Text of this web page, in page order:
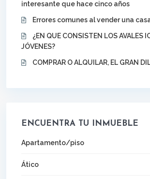
interesante que hace cinco años
Errores comunes al vender una
¿EN QUE CONSISTEN LOS AVALES
JÓVENES?
COMPRAR O ALQUILAR, EL GRAN
ENCUENTRA TU INMUEBLE
Apartamento/piso
Ático